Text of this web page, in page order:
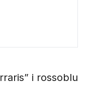
i rossoblu